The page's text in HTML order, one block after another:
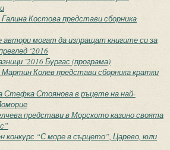
Костова представи сборника
автори могат да изпращат книгите си за
‘2016
`2016 Бургас (програма)
Колев представи сборника кратки
Стефка Стоянова в ръцете на най-
представи в Морското казино своята
конкурс “С море в сърцето”, Царево, юли